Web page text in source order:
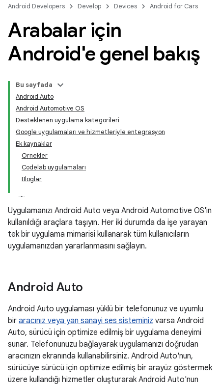
Android Developers Develop Devices Android for Cars
Arabalar için
Android'e genel bakış
Bu sayfada
Android Auto
Android Automotive OS
Desteklenen uygulama kategorileri
Google uygulamaları ve hizmetleriyle entegrasyon
Ek kaynaklar
Örnekler
Codelab uygulamaları
Bloglar
Uygulamanızı Android Auto veya Android Automotive OS'in
kullanıldığı araçlara taşıyın. Her iki durumda da işe yarayan
tek bir uygulama mimarisi kullanarak tüm kullanıcıların
uygulamanızdan yararlanmasını sağlayın.
Android Auto
Android Auto uygulaması yüklü bir telefonunuz ve uyumlu
bir aracınız veya yan sanayi ses sisteminiz varsa Android
Auto, sürücü için optimize edilmiş bir uygulama deneyimi
sunar. Telefonunuzu bağlayarak uygulamanızı doğrudan
aracınızın ekranında kullanabilirsiniz. Android Auto'nun,
sürücüye sürücü için optimize edilmiş bir arayüz göstermek
üzere kullandığı hizmetler oluşturarak Android Auto'nun